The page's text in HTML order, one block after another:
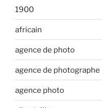
1900
africain
agence de photo
agence de photographe
agence photo